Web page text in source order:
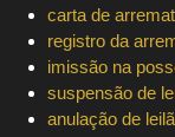
carta de
registro da
imissão na
suspensão de
anulação de